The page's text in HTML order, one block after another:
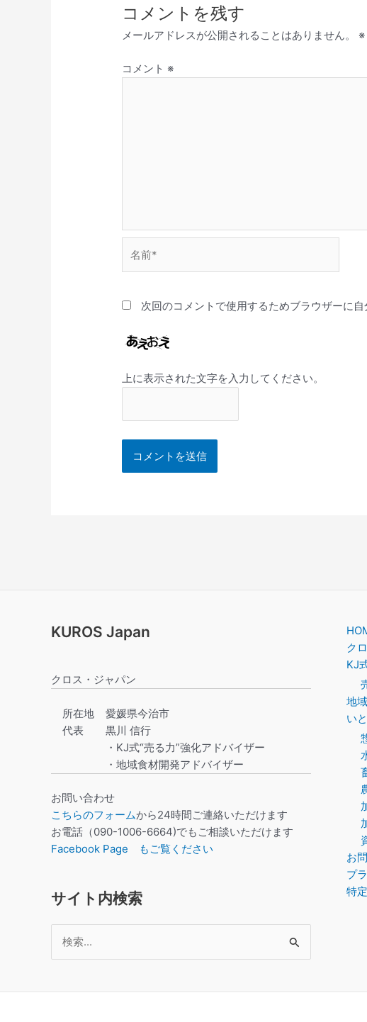
コメントを残す
メールアドレスが公開されることはありません。 ※
コメント ※
前
次回のコメントで使用するためブラウザーに
上に表示された文字を入力してください。
KUROS Japan
クロス・ジャパン
所在地
代表
愛媛県今治市
黒川 信行
・KJ式“売る力”強化アドバイザー
・地域食材開発アドバイザー
お問い合わせ
こちらのフォームから24時間ご連絡いただけます
お電話（090-1006-6664)でもご相談いただけます
Facebook Page もご覧ください
サイト内検索
索
象:
ク
KJ
地
い
お
プ
特